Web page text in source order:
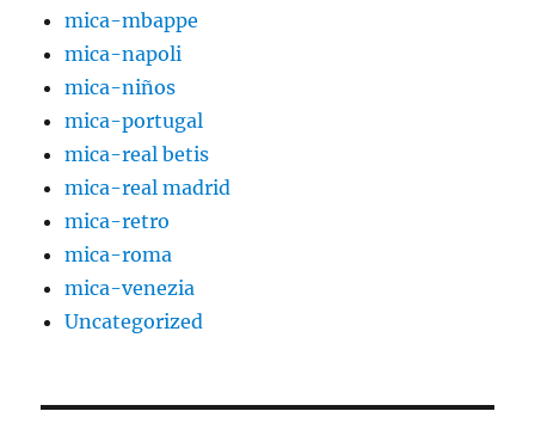
mica-mbappe
mica-napoli
mica-niños
mica-portugal
mica-real betis
mica-real madrid
mica-retro
mica-roma
mica-venezia
Uncategorized